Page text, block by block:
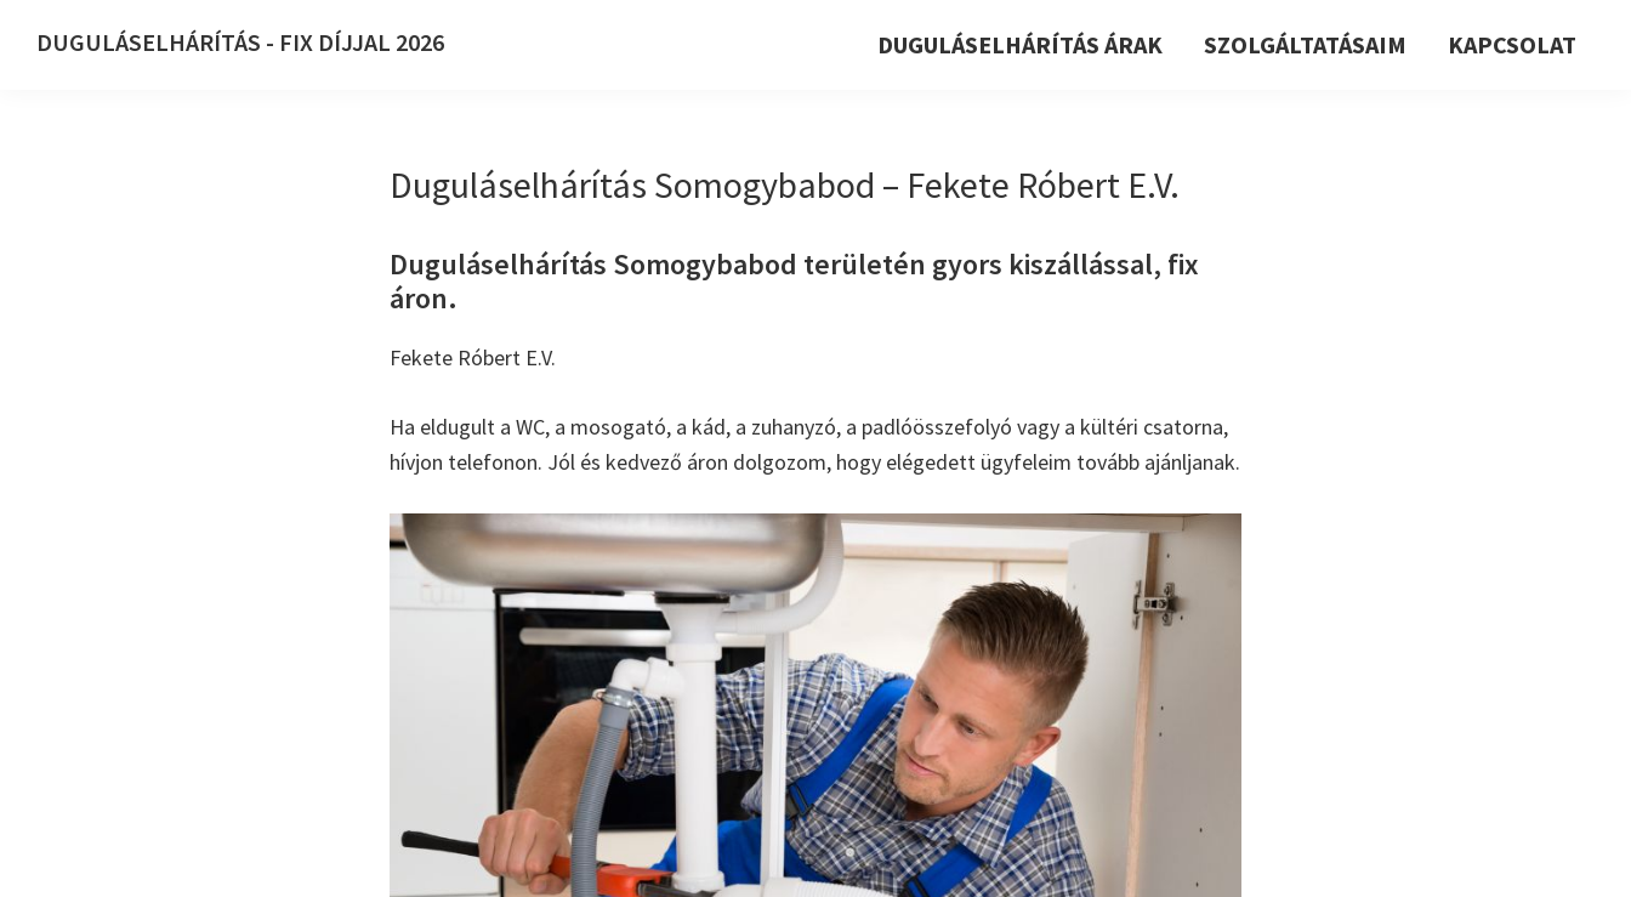
DUGULÁSELHÁRÍTÁS - FIX DÍJJAL 2026 DUGULÁSELHÁRÍTÁS ÁRAK SZOLGÁLTATÁSAIM KAPCSOLAT
Duguláselhárítás Somogybabod – Fekete Róbert E.V.
Duguláselhárítás Somogybabod területén gyors kiszállással, fix
áron.
Fekete Róbert E.V.
Ha eldugult a WC, a mosogató, a kád, a zuhanyzó, a padlóösszefolyó vagy a kültéri csatorna,
hívjon telefonon. Jól és kedvező áron dolgozom, hogy elégedett ügyfeleim tovább ajánljanak.